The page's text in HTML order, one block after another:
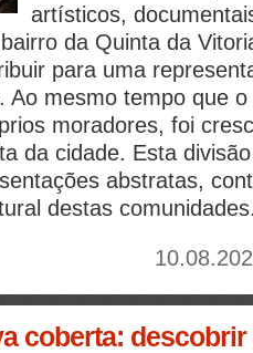
artísticos,
da Quinta da
para uma
Ao mesmo tempo que
moradores, foi
da cidade. Esta
abstratas,
destas
coberta: